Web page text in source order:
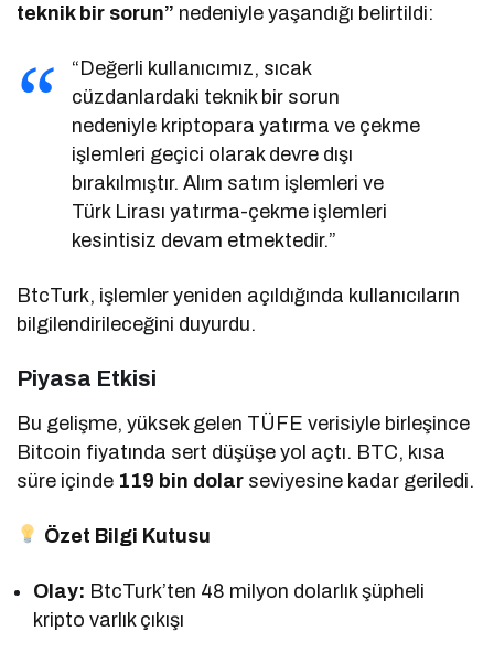
teknik bir sorun” nedeniyle yaşandığı belirtildi:
“Değerli kullanıcımız, sıcak
cüzdanlardaki teknik bir sorun
nedeniyle kriptopara yatırma ve çekme
işlemleri geçici olarak devre dışı
bırakılmıştır. Alım satım işlemleri ve
Türk Lirası yatırma-çekme işlemleri
kesintisiz devam etmektedir.”
BtcTurk, işlemler yeniden açıldığında kullanıcıların
bilgilendirileceğini duyurdu.
Piyasa Etkisi
Bu gelişme, yüksek gelen TÜFE verisiyle birleşince
Bitcoin fiyatında sert düşüşe yol açtı. BTC, kısa
süre içinde 119 bin dolar seviyesine kadar geriledi.
Özet Bilgi Kutusu
Olay: BtcTurk’ten 48 milyon dolarlık şüpheli
kripto varlık çıkışı